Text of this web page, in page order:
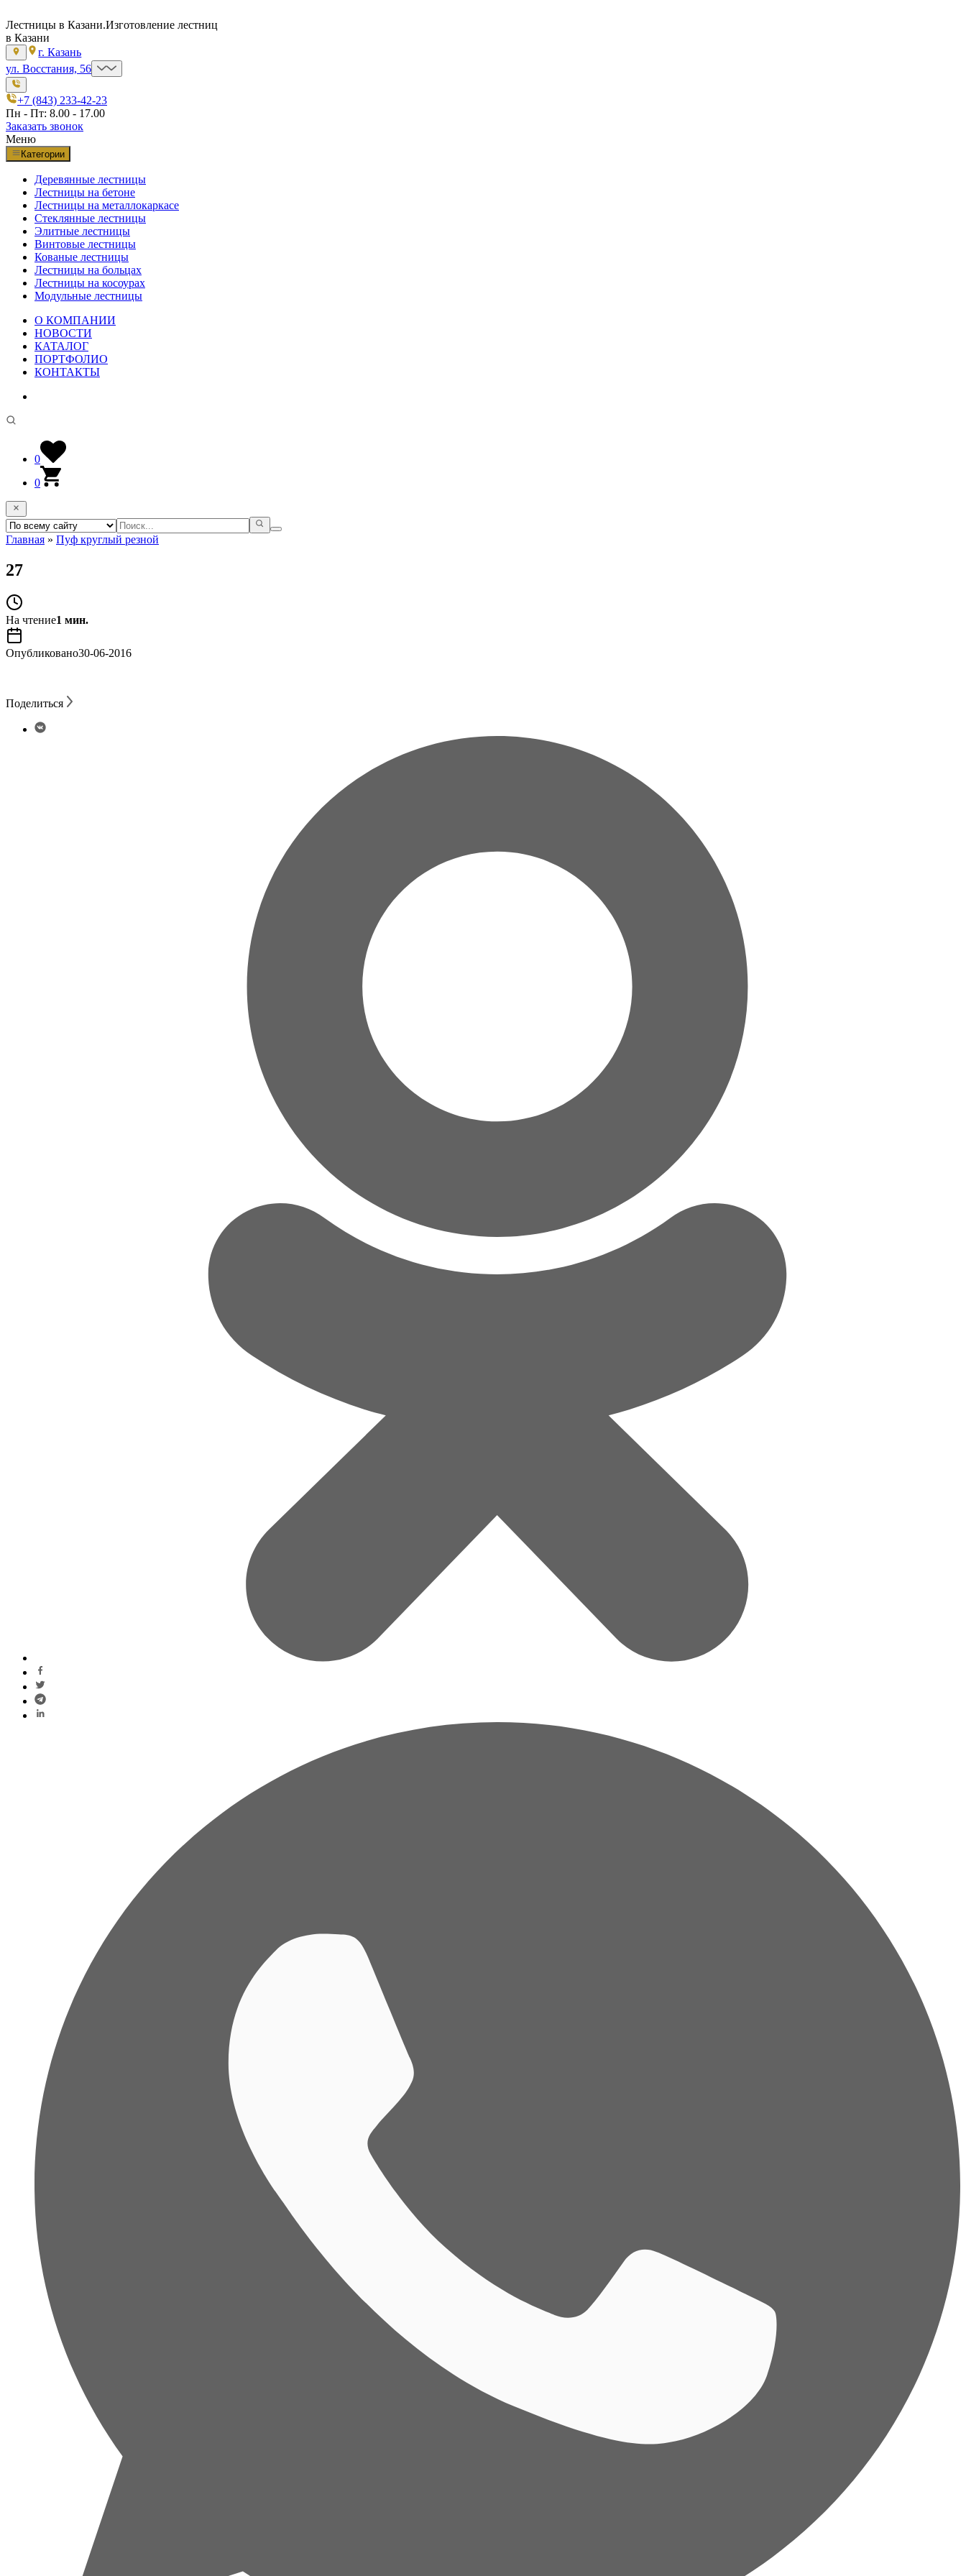
Лестницы в Казани.Изготовление лестниц
в Казани
г. Казань
ул. Восстания, 56
+7 (843) 233-42-23
Пн - Пт: 8.00 - 17.00
Заказать звонок
Меню
Категории
Деревянные лестницы
Лестницы на бетоне
Лестницы на металлокаркасе
Стеклянные лестницы
Элитные лестницы
Винтовые лестницы
Кованые лестницы
Лестницы на больцах
Лестницы на косоурах
Модульные лестницы
О КОМПАНИИ
НОВОСТИ
КАТАЛОГ
ПОРТФОЛИО
КОНТАКТЫ
0
0
Главная » Пуф круглый резной
27
На чтение1 мин.
Опубликовано30-06-2016
Поделиться